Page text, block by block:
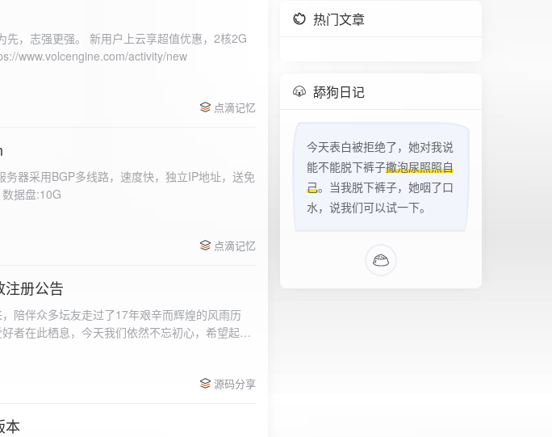
type="submit">上传文
a></p> <p>图片文件名:
，志强更强。 新用户上云享超值优惠，2核2G
www.volcengine.com/activity/new
点滴记忆
器采用BGP多线路，速度快，独立IP地址，送免
数据盘:10G
点滴记忆
注册公告
陪伴众多坛友走过了17年艰辛而辉煌的风雨历
者在此栖息，今天我们依然不忘初心，希望起到
社区的总版规，以便更好地适应和享受我们的社
源码分享
本
热门文章
舔狗日记
今天表白被拒绝了，她对我说
能不能脱下裤子撒泡尿照照自
己。当我脱下裤子，她咽了口
水，说我们可以试一下。